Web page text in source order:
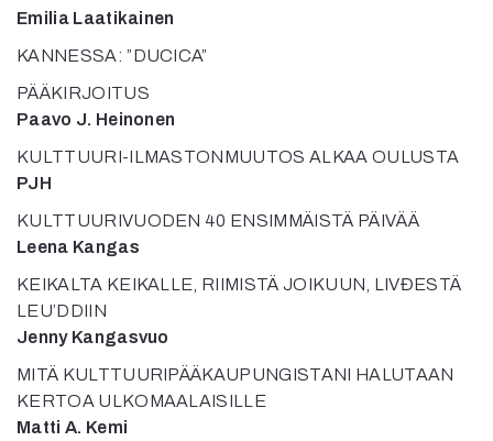
Yhteistyössä
Kaltio ry
Emilia Laatikainen
KANNESSA: ”DUCICA”
PÄÄKIRJOITUS
Paavo J. Heinonen
KULTTUURI-ILMASTONMUUTOS ALKAA OULUSTA
PJH
KULTTUURIVUODEN 40 ENSIMMÄISTÄ PÄIVÄÄ
Leena Kangas
KEIKALTA KEIKALLE, RIIMISTÄ JOIKUUN, LIVĐESTÄ
LEU’DDIIN
Jenny Kangasvuo
MITÄ KULTTUURIPÄÄKAUPUNGISTANI HALUTAAN
KERTOA ULKOMAALAISILLE
Matti A. Kemi